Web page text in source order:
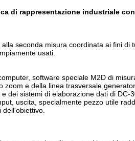
di rappresentazione industriale
seconda misura coordinata ai fini di
usati.
software speciale M2D di
e della linea trasversale
dei sistemi di elaborazione dati di DC-
uscita, specialmente pezzo utile